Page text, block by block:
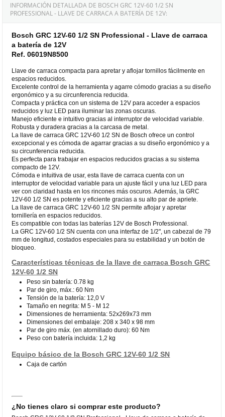
INFORMACIÓN DETALLADA DE BOSCH GRC 12V-60 1/2 SN
PROFESSIONAL - LLAVE DE CARRACA A BATERÍA DE 12V:
Bosch GRC 12V-60 1/2 SN Professional - Llave de carraca
a batería de 12V
Ref. 06019N8500
Llave de carraca compacta para apretar y aflojar tornillos fácilmente en
espacios reducidos.
Excelente control de la herramienta y agarre cómodo gracias a su diseño
ergonómico y a su circunferencia reducida.
Compacta y práctica con un sistema de 12V para acceder a espacios
reducidos y luz LED para iluminar las zonas oscuras.
Manejo eficiente e intuitivo gracias al interruptor de velocidad variable.
Robusta y duradera gracias a la carcasa de metal.
La llave de carraca GRC 12V-60 1/2 SN de Bosch ofrece un control
excepcional y es cómoda de agarrar gracias a su diseño ergonómico y a
su circunferencia reducida.
Es perfecta para trabajar en espacios reducidos gracias a su sistema
compacto de 12V.
Cómoda e intuitiva de usar, esta llave de carraca cuenta con un
interruptor de velocidad variable para un ajuste fácil y una luz LED para
ver con claridad hasta en los rincones más oscuros. Además, la GRC
12V-60 1/2 SN es potente y eficiente gracias a su alto par de apriete.
La llave de carraca GRC 12V-60 1/2 SN permite aflojar y apretar
tornillería en espacios reducidos.
Es compatible con todas las baterías 12V de Bosch Professional.
La GRC 12V-60 1/2 SN cuenta con una interfaz de 1/2", un cabezal de 79
mm de longitud, costados especiales para su estabilidad y un botón de
bloqueo.
Características técnicas de la llave de carraca Bosch GRC
12V-60 1/2 SN
Peso sin batería: 0.78 kg
Par de giro, máx.: 60 Nm
Tensión de la batería: 12,0 V
Tamaño en negrita: M 5 - M 12
Dimensiones de herramienta: 52x269x73 mm
Dimensiones del embalaje: 208 x 340 x 98 mm
Par de giro máx. (en atornillado duro): 60 Nm
Peso con batería incluida: 1,2 kg
Equipo básico de la Bosch GRC 12V-60 1/2 SN
Caja de cartón
¿No tienes claro si comprar este producto?